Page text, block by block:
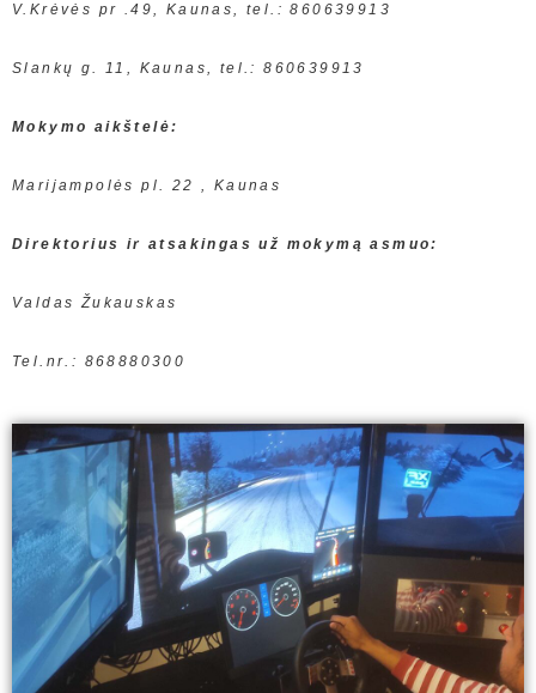
V.Krėvės pr .49, Kaunas, tel.: 860639913
Slankų g. 11, Kaunas, tel.: 860639913
Mokymo aikštelė:
Marijampolės pl. 22 , Kaunas
Direktorius ir atsakingas už mokymą asmuo:
Valdas Žukauskas
Tel.nr.: 868880300